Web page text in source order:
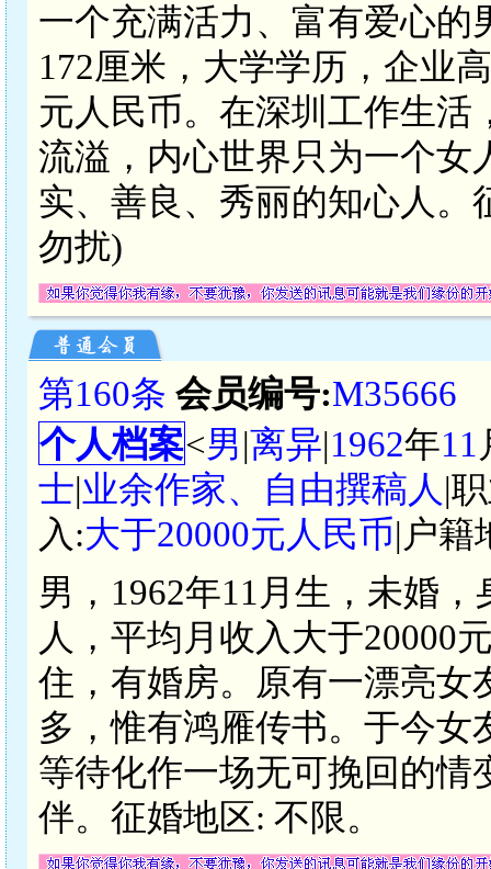
一个充满活力、富有爱心的
172厘米，大学学历，企业
元人民币。在深圳工作生
流溢，内心世界只为一个女
实、善良、秀丽的知心人。
勿扰)
第160条 会员编号:M35666
个人档案<男|离异|1962年11
士|业余作家、自由撰稿人 |
入:大于20000元人民币|户籍
男，1962年11月生，未婚
人，平均月收入大于20000
住，有婚房。原有一漂亮女
多，惟有鸿雁传书。于今
等待化作一场无可挽回的情
伴。征婚地区: 不限。